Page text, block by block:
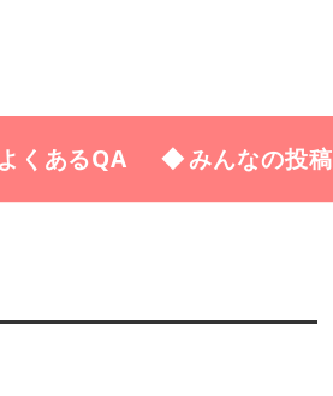
よくあるQA みんなの投稿